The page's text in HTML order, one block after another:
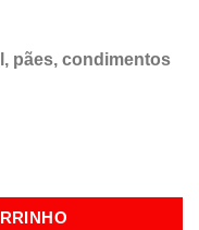
pães, condimentos